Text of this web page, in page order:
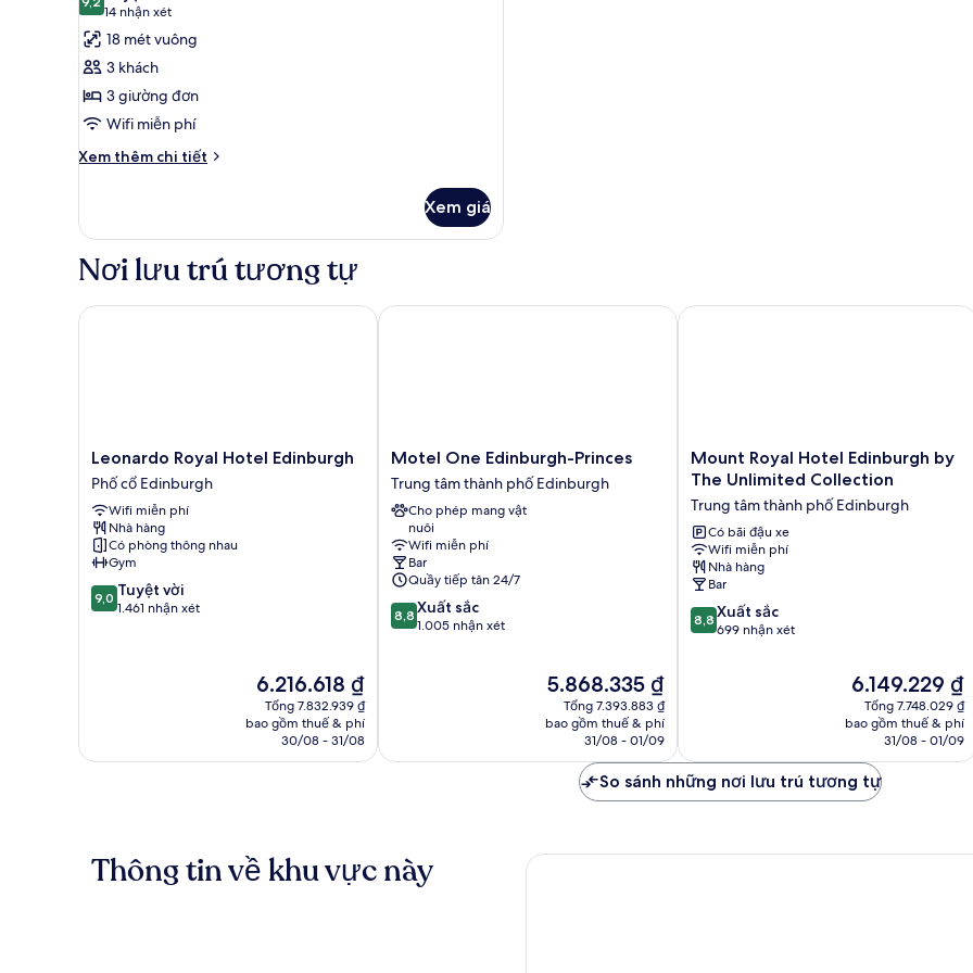
2
giường
đơn
cả
ảnh
Phòng
3
Tiêu
chuẩn,
3
9,2 trên 10
14 nhận xét
(14
nhận
xét)
18 mét vuông
3 khách
3 giường đơn
Wifi miễn phí
Xem thêm chi tiết
Chi
Phòng
Tiêu
3
Xem giá
Nơi lưu trú tương tự
Leonardo
Royal
Hotel
Edinburgh
Phố
cổ
Edinburgh
Leonardo Royal Hotel Edinburgh
Phố cổ Edinburgh
Wifi miễn phí
Nhà hàng
Có phòng thông nhau
Gym
9.0
trên
9,0 Tuyệt vời
1.461 nhận xét
Giá
hiện
tại
6.216.618 ₫
6.216.618 ₫
Tổng 7.832.939 ₫
bao gồm thuế & phí
30/08 - 31/08
Leonardo Royal Hotel Edinburgh
Motel
One
Edinburgh-
Princes
Trung
tâm
thành
phố
Edinburgh
Motel One Edinburgh-Princes
Trung tâm thành phố Edinburgh
Cho phép mang vật
nuôi
Wifi miễn phí
Bar
Quầy tiếp tân 24/7
8.8
trên
8,8 Xuất sắc
1.005 nhận xét
Giá
hiện
tại
5.868.335 ₫
5.868.335 ₫
Tổng 7.393.883 ₫
bao gồm thuế & phí
31/08 - 01/09
Motel One Edinburgh-Princes
Mount
Royal
Edinburgh
by
The
Unlimited
Collection
Trung
tâm
Mount Royal Hotel Edinburgh by
The Unlimited Collection
Trung tâm thành phố Edinburgh
Có bãi đậu xe
Wifi miễn phí
Nhà hàng
Bar
8.8
trên
8,8 Xuất sắc
699 nhận xét
Giá
hiện
tại
6.149.229 ₫
6.149.229 ₫
Tổng 7.748.029 ₫
bao gồm thuế & phí
31/08 - 01/09
Mount Royal Hotel Edinburgh by
So sánh những nơi lưu trú tương tự
Thông tin về khu vực này